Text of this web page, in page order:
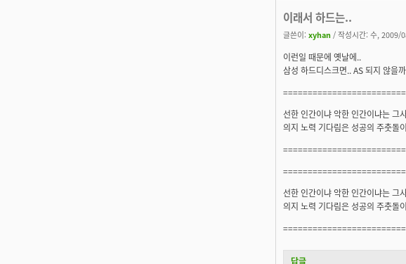
이래서 하드는..
글쓴이: xyhan / 작성시간: 수, 2009/
이런일 때문에 옛날에..
삼성 하드디스크면.. AS 되지 않을
선한 인간이냐 악한 인간이냐는 그
의지 노력 기다림은 성공의 주춧돌
선한 인간이냐 악한 인간이냐는 그
의지 노력 기다림은 성공의 주춧돌
답글